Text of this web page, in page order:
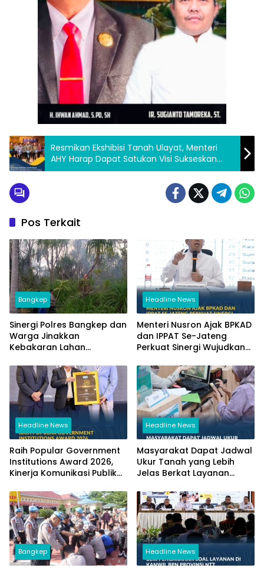
Resmikan Ekshibisi Tanah Ulayat, Menteri
AHY Harap Dapat Satukan Visi Sukseskan
Pendaftaran Tanah Ulayat di Indonesia dan
Pos Terkait
Bangkep
Sinergi Polres Bangkep dan
Warga Jinakkan
Kebakaran Lahan
Headline News
Menteri Nusron Ajak BPKAD
dan IPPAT Se-Jateng
Perkuat Sinergi Wujudkan
Pertanahan
Headline News
Raih Popular Government
Institutions Award 2026,
Kinerja Komunikasi Publik
Kembali Diakui
Headline News
Masyarakat Dapat Jadwal
Ukur Tanah yang Lebih
Jelas Berkat Layanan
Bangkep Headline News